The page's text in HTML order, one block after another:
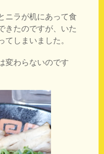
ニラが机にあって食
きたのですが、いた
しまいました。
変わらないのです